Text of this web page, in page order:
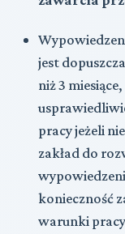
jest
niż 3
pracy jeżeli
zakład do
konieczność
warunki pracy